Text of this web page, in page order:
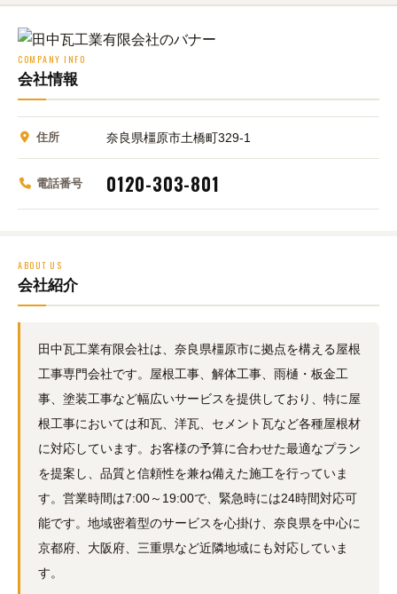
COMPANY INFO
会社情報
住所 奈良県橿原市土橋町329-1
電話番号 0120-303-801
ABOUT US
会社紹介
田中瓦工業有限会社は、奈良県橿原市に拠点を構える屋根
工事専門会社です。屋根工事、解体工事、雨樋・板金工
事、塗装工事など幅広いサービスを提供しており、特に屋
根工事においては和瓦、洋瓦、セメント瓦など各種屋根材
に対応しています。お客様の予算に合わせた最適なプラン
を提案し、品質と信頼性を兼ね備えた施工を行っていま
す。営業時間は7:00～19:00で、緊急時には24時間対応可
能です。地域密着型のサービスを心掛け、奈良県を中心に
京都府、大阪府、三重県など近隣地域にも対応していま
す。